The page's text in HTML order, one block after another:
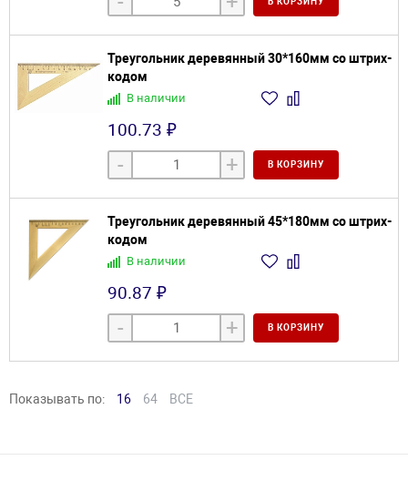
Треугольник деревянный 30*160мм со штрих-
кодом
В наличии
100.73 ₽
- + В КОРЗИНУ
Треугольник деревянный 45*180мм со штрих-
кодом
В наличии
90.87 ₽
- + В КОРЗИНУ
Показывать по: 16 64 ВСЕ